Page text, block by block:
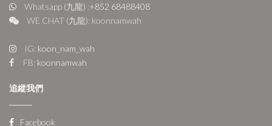
Whatsapp (九龍) :+852 68488408
WE CHAT (九龍): koonnamwah
IG: koon_nam_wah
FB: koonnamwah
追縱我們
Facebook